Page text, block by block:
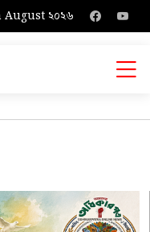
August ২০২৬